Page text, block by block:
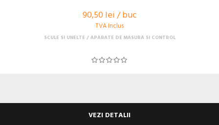
90,50 lei / buc
TVA Inclus
SCULE SI UNELTE APARATE DE MASURA SI CONTROL
VEZI DETALII